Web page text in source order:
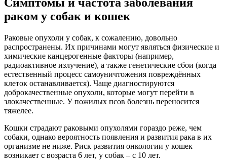
раком у собак и кошек
Раковые опухоли у собак, к сожалению, довольно
распространены. Их причинами могут являться физические и
химические канцерогенные факторы (например,
радиоактивное излучение), а также генетические сбои (когда
естественный процесс самоуничтожения повреждённых
клеток останавливается). Чаще диагностируются
доброкачественные опухоли, которые могут перейти в
злокачественные. У пожилых псов болезнь переносится
тяжелее.
Кошки страдают раковыми опухолями гораздо реже, чем
собаки, однако вероятность появления и развития рака в их
организме не ниже. Риск развития онкологии у кошек
возникает с возраста 6 лет, у собак – с 10 лет.